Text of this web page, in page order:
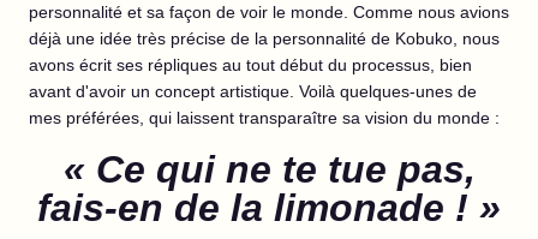
personnalité et sa façon de voir le monde. Comme nous avions
déjà une idée très précise de la personnalité de Kobuko, nous
avons écrit ses répliques au tout début du processus, bien
avant d'avoir un concept artistique. Voilà quelques-unes de
mes préférées, qui laissent transparaître sa vision du monde :
« Ce qui ne te tue pas,
fais-en de la limonade ! »